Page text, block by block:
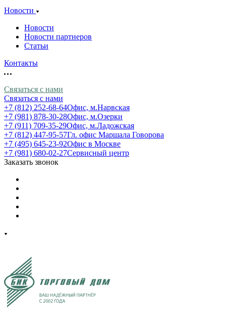
Новости
Новости
Новости партнеров
Статьи
Контакты
Связаться с нами
Связаться с нами
+7 (812) 252-68-64Офис, м.Нарвская
+7 (981) 878-30-28Офис, м.Озерки
+7 (911) 709-35-29Офис, м.Ладожская
+7 (812) 447-95-57Гл. офис Маршала Говорова
+7 (495) 645-23-92Офис в Москве
+7 (981) 680-02-27Сервисный центр
Заказать звонок